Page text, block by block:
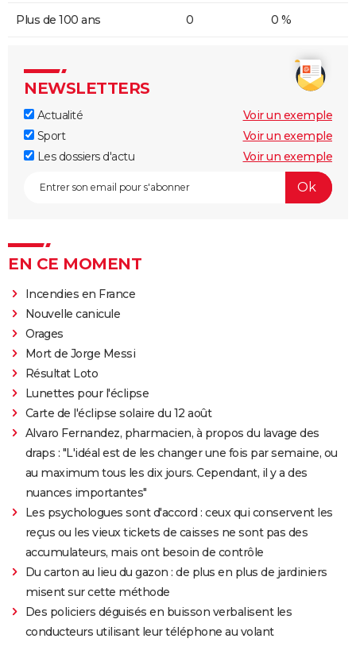
Plus de 100 ans 0 0 %
NEWSLETTERS
Actualité
Voir un exemple
Sport
Voir un exemple
Les dossiers d'actu
Voir un exemple
EN CE MOMENT
Incendies en France
Nouvelle canicule
Orages
Mort de Jorge Messi
Résultat Loto
Lunettes pour l'éclipse
Carte de l'éclipse solaire du 12 août
Alvaro Fernandez, pharmacien, à propos du lavage des
draps : "L'idéal est de les changer une fois par semaine, ou
au maximum tous les dix jours. Cependant, il y a des
nuances importantes"
Les psychologues sont d'accord : ceux qui conservent les
reçus ou les vieux tickets de caisses ne sont pas des
accumulateurs, mais ont besoin de contrôle
Du carton au lieu du gazon : de plus en plus de jardiniers
misent sur cette méthode
Des policiers déguisés en buisson verbalisent les
conducteurs utilisant leur téléphone au volant